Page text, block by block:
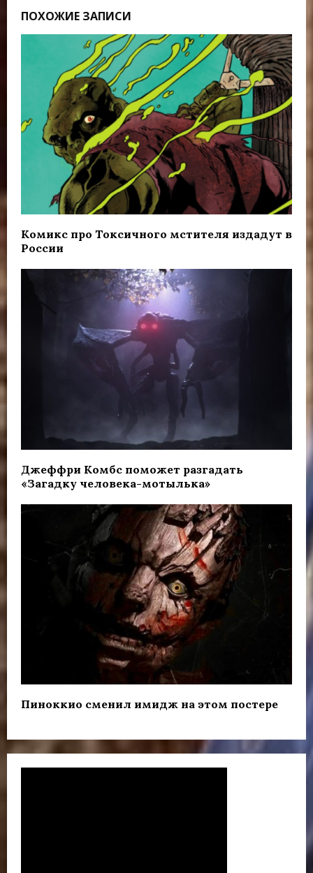
ПОХОЖИЕ ЗАПИСИ
Комикс про Токсичного мстителя издадут в
России
Джеффри Комбс поможет разгадать
«Загадку человека-мотылька»
Пиноккио сменил имидж на этом постере